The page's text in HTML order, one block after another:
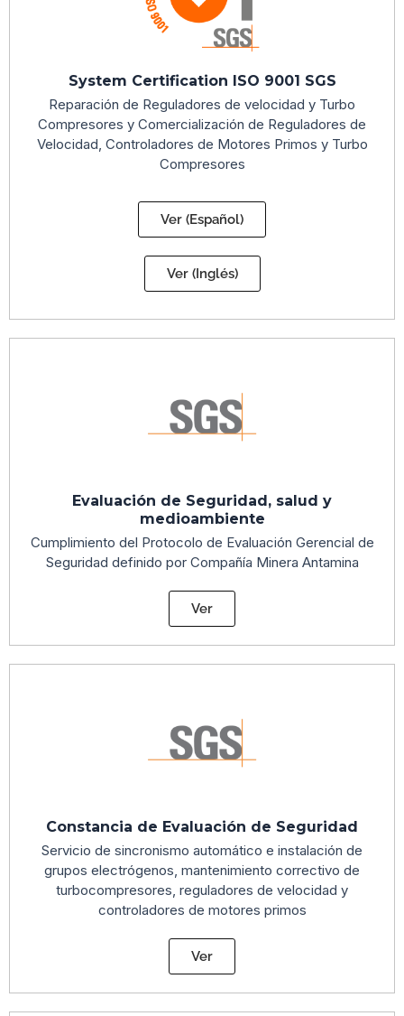
System Certification ISO 9001 SGS
Reparación de Reguladores de velocidad y Turbo
Compresores y Comercialización de Reguladores de
Velocidad, Controladores de Motores Primos y Turbo
Compresores
Ver (Español)
Ver (Inglés)
Evaluación de Seguridad, salud y
medioambiente
Cumplimiento del Protocolo de Evaluación Gerencial de
Seguridad definido por Compañía Minera Antamina
Ver
Constancia de Evaluación de Seguridad
Servicio de sincronismo automático e instalación de
grupos electrógenos, mantenimiento correctivo de
turbocompresores, reguladores de velocidad y
controladores de motores primos
Ver